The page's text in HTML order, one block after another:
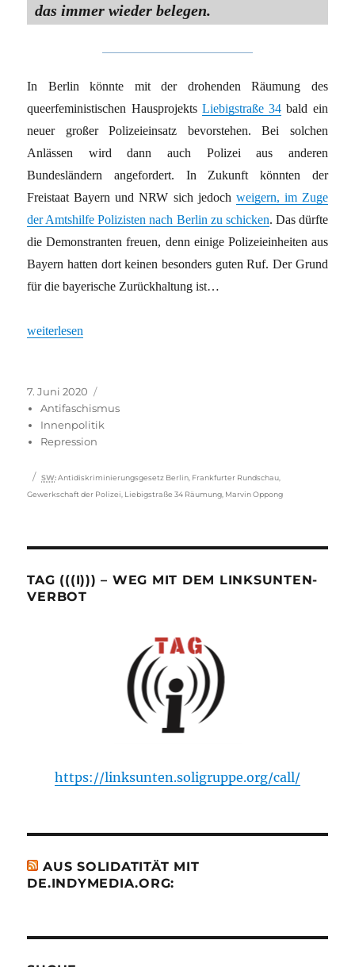
das immer wieder belegen.
In Berlin könnte mit der drohenden Räumung des
queerfeministischen Hausprojekts Liebigstraße 34 bald ein
neuer großer Polizeieinsatz bevorstehen. Bei solchen
Anlässen wird dann auch Polizei aus anderen
Bundesländern angefordert. In Zukunft könnten der
Freistaat Bayern und NRW sich jedoch weigern, im Zuge
der Amtshilfe Polizisten nach Berlin zu schicken. Das dürfte
die Demonstranten freuen, denn einige Polizeieinheiten aus
Bayern hatten dort keinen besonders guten Ruf. Der Grund
für die bayerische Zurückhaltung ist…
„Berliner Polizei soll nicht mehr diskriminieren“
weiterlesen
Veröffentlicht
am
7. Juni 2020
Antifaschismus
Innenpolitik
Repression
Schlagwörter
SW: Antidiskriminierungsgesetz Berlin Frankfurter Rundschau
Gewerkschaft der Polizei Liebigstraße 34 Räumung Marvin Oppong
TAG (((I))) – WEG MIT DEM LINKSUNTEN-
VERBOT
https://linksunten.soligruppe.org/call/
AUS SOLIDATITÄT MIT
DE.INDYMEDIA.ORG: